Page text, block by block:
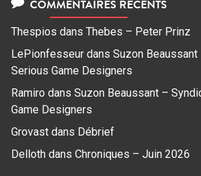
COMMENTAIRES RÉCENTS
Thespios dans Thebes – Peter Prinz
LePionfesseur dans Suzon
Serious Game Designers
Ramiro dans Suzon Beaussant –
Game Designers
Grovast dans Débrief
Delloth dans Chroniques – Juin 2026